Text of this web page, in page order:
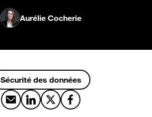
Aurélie Cocherie
Sécurité des données
Partager par email
Partager sur LinkedIn
Partager sur X
Partager sur Facebook